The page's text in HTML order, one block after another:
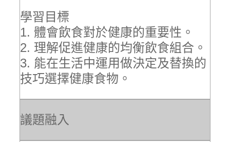
學習目標
1. 體會飲食對於健康的重要性。
2. 理解促進健康的均衡飲食組合。
3. 能在生活中運用做決定及替換的
技巧選擇健康食物。
議題融入